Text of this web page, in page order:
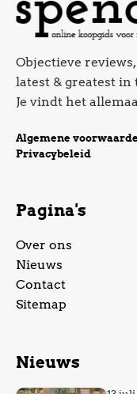
Objectieve
latest & greatest in
Je vindt het
Algemene
Privacybeleid
Pagina's
Over ons
Nieuws
Contact
Sitemap
Nieuws